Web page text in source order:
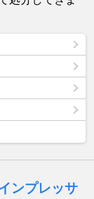
ンプレッサ